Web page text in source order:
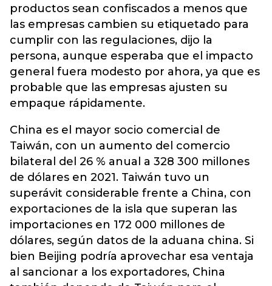
productos sean confiscados a menos que
las empresas cambien su etiquetado para
cumplir con las regulaciones, dijo la
persona, aunque esperaba que el impacto
general fuera modesto por ahora, ya que es
probable que las empresas ajusten su
empaque rápidamente.
China es el mayor socio comercial de
Taiwán, con un aumento del comercio
bilateral del 26 % anual a 328 300 millones
de dólares en 2021. Taiwán tuvo un
superávit considerable frente a China, con
exportaciones de la isla que superan las
importaciones en 172 000 millones de
dólares, según datos de la aduana china. Si
bien Beijing podría aprovechar esa ventaja
al sancionar a los exportadores, China